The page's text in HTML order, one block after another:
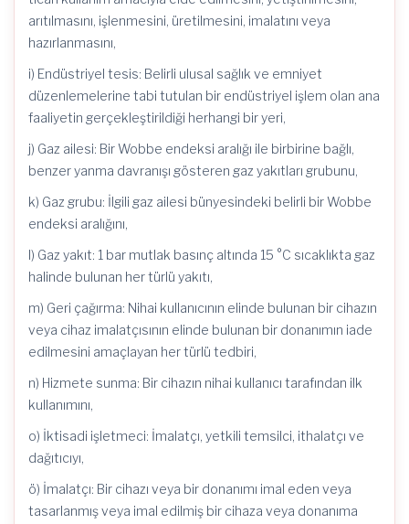
arıtılmasını, işlenmesini, üretilmesini, imalatını veya
hazırlanmasını,
i) Endüstriyel tesis: Belirli ulusal sağlık ve emniyet
düzenlemelerine tabi tutulan bir endüstriyel işlem olan ana
faaliyetin gerçekleştirildiği herhangi bir yeri,
j) Gaz ailesi: Bir Wobbe endeksi aralığı ile birbirine bağlı,
benzer yanma davranışı gösteren gaz yakıtları grubunu,
k) Gaz grubu: İlgili gaz ailesi bünyesindeki belirli bir Wobbe
endeksi aralığını,
l) Gaz yakıt: 1 bar mutlak basınç altında 15 °C sıcaklıkta gaz
halinde bulunan her türlü yakıtı,
m) Geri çağırma: Nihai kullanıcının elinde bulunan bir cihazın
veya cihaz imalatçısının elinde bulunan bir donanımın iade
edilmesini amaçlayan her türlü tedbiri,
n) Hizmete sunma: Bir cihazın nihai kullanıcı tarafından ilk
kullanımını,
o) İktisadi işletmeci: İmalatçı, yetkili temsilci, ithalatçı ve
dağıtıcıyı,
ö) İmalatçı: Bir cihazı veya bir donanımı imal eden veya
tasarlanmış veya imal edilmiş bir cihaza veya donanıma